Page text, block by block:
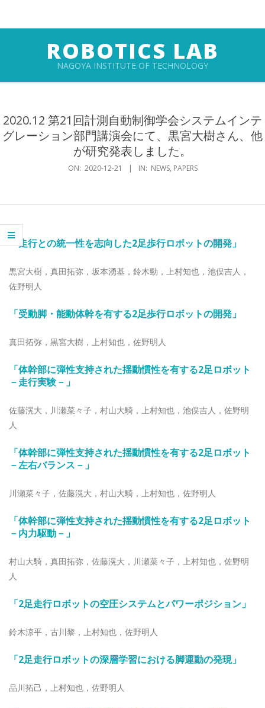
ROBOTICS LAB
NAGOYA INSTITUTE OF TECHNOLOGY
Menu
2020.12 第21回計測自動制御学会システムインテ
グレーション部門講演会にて、黒宮大樹さん、他
が研究発表しました。
ON: 2020-12-21 IN: NEWS, PAPERS
「走行との統一性を志向した2足歩行ロボットの開発 」
黒宮大樹，真田拓弥，坂本湧基，鈴木勁，上村知也，池俣吉人，
佐野明人
「受動脚・能動体幹を有する2足歩行ロボットの開発 」
真田拓弥，黒宮大樹，上村知也，佐野明人
「体幹部に弾性支持された揺動慣性を有する2足ロボット
－走行実験－ 」
佐藤滉大，川瀬菜々子，村山大騎，上村知也，池俣吉人，佐野明
人
「体幹部に弾性支持された揺動慣性を有する2足ロボット
－左右バランス－ 」
川瀬菜々子，佐藤滉大，村山大騎，上村知也，佐野明人
「体幹部に弾性支持された揺動慣性を有する2足ロボット
－内力駆動－ 」
村山大騎，真田拓弥，佐藤滉大，川瀬菜々子，上村知也，佐野明
人
「2足走行ロボットの空圧システムとパワーポジション 」
鈴木涼平，古川黎，上村知也，佐野明人
「2足走行ロボットの深層学習における脚運動の発現」
品川拓己，上村知也，佐野明人